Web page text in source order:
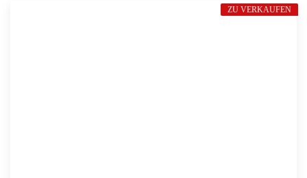
ZU VERKAUFEN